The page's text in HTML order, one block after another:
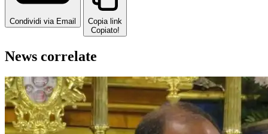
Condividi via Email
Copia link
Copiato!
News correlate